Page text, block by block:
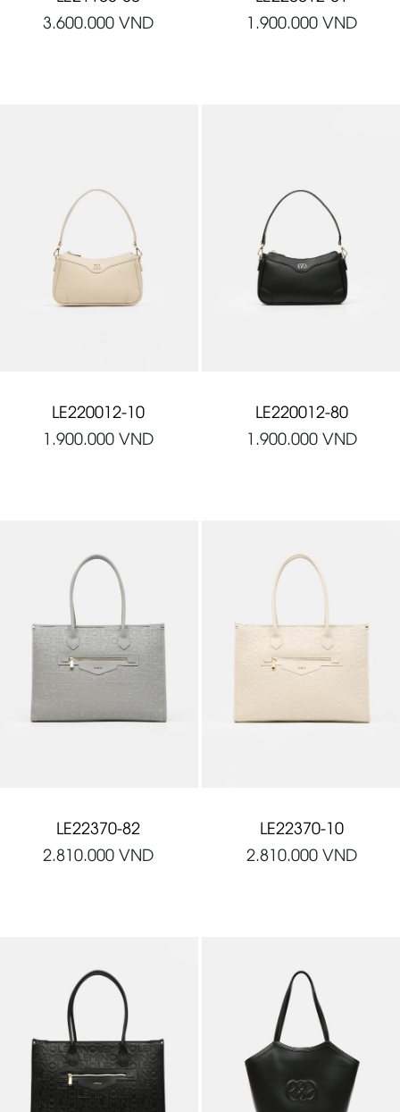
3.600.000 VND
1.900.000 VND
LE220012-10
1.900.000 VND
LE220012-80
1.900.000 VND
LE22370-82
2.810.000 VND
LE22370-10
2.810.000 VND